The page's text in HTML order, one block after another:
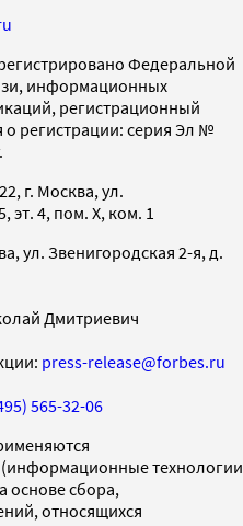
Федеральной
информационных
регистрационный
регистрации: серия Эл №
г. Москва, ул.
эт. 4, пом. X, ком. 1
ул. Звенигородская 2-я, д.
Дмитриевич
press-release@forbes.ru
565-32-06
технологии
основе сбора,
относящихся